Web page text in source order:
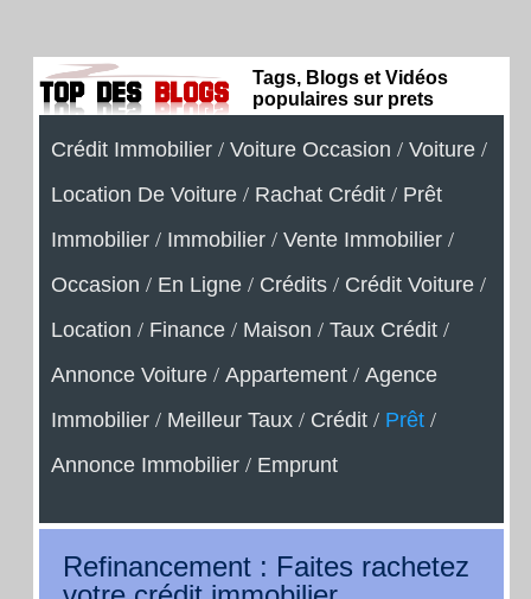
Tags, Blogs et Vidéos
populaires sur prets
Crédit Immobilier / Voiture Occasion / Voiture /
Location De Voiture / Rachat Crédit / Prêt
Immobilier / Immobilier / Vente Immobilier /
Occasion / En Ligne / Crédits / Crédit Voiture /
Location / Finance / Maison / Taux Crédit /
Annonce Voiture / Appartement / Agence
Immobilier / Meilleur Taux / Crédit / Prêt /
Annonce Immobilier / Emprunt
Refinancement : Faites rachetez